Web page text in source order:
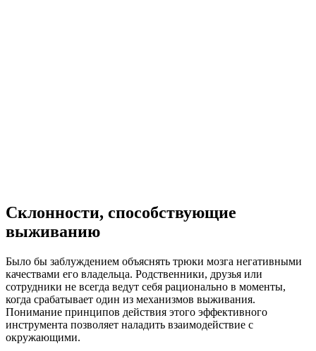
Склонности, способствующие
выживанию
Было бы заблуждением объяснять трюки мозга негативными
качествами его владельца. Родственники, друзья или
сотрудники не всегда ведут себя рационально в моменты,
когда срабатывает один из механизмов выживания.
Понимание принципов действия этого эффективного
инструмента позволяет наладить взаимодействие с
окружающими.